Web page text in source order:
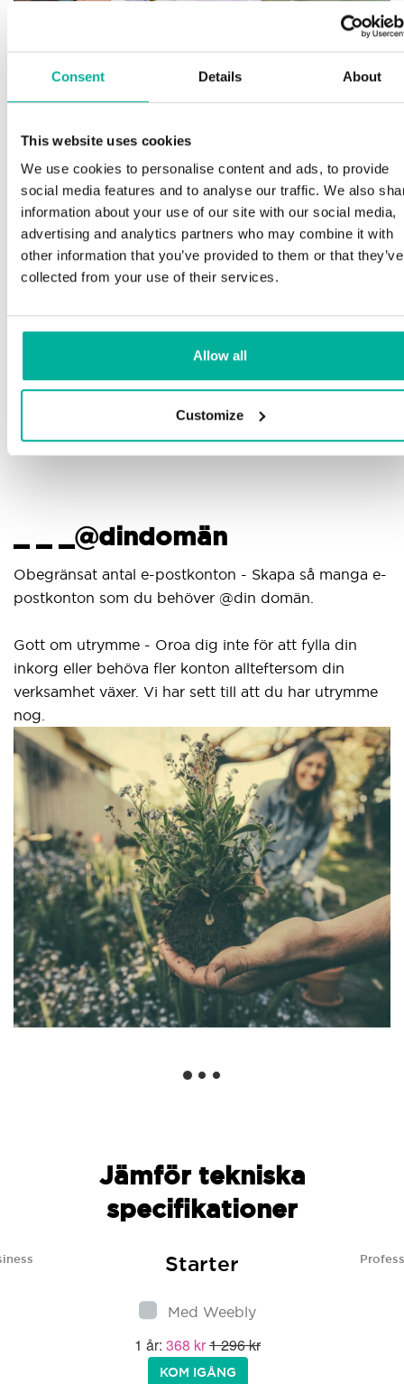
Consent Details About
This website uses cookies
We use cookies to personalise content and ads, to provide
social media features and to analyse our traffic. We also
information about your use of our site with our social media,
advertising and analytics partners who may combine it with
other information that you’ve provided to them or that they’ve
collected from your use of their services.
Allow all
Customize
Premium support
Telefon och e-postsupport på svenska och
engelska
Hjälp att komma igång med din hemsida och e-
post, oavsett om du börjar bygga eller ska flytta
din nuvarande hemsida eller e-post till oss
Kunskapscenter med steg-för-stegguider och tips
för att se till att din e-post fungerar felfritt
_ _ _@dindomän
Obegränsat antal e-postkonton - Skapa så manga e-
postkonton som du behöver @din domän.
Gott om utrymme - Oroa dig inte för att fylla din
inkorg eller behöva fler konton allteftersom din
verksamhet växer. Vi har sett till att du har utrymme
nog.
Jämför tekniska
specifikationer
Starter
Med Weebly
1 år: 368 kr1 296 kr
KOM IGÅNG